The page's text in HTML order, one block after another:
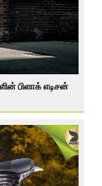
பிளாக் எடிசன்